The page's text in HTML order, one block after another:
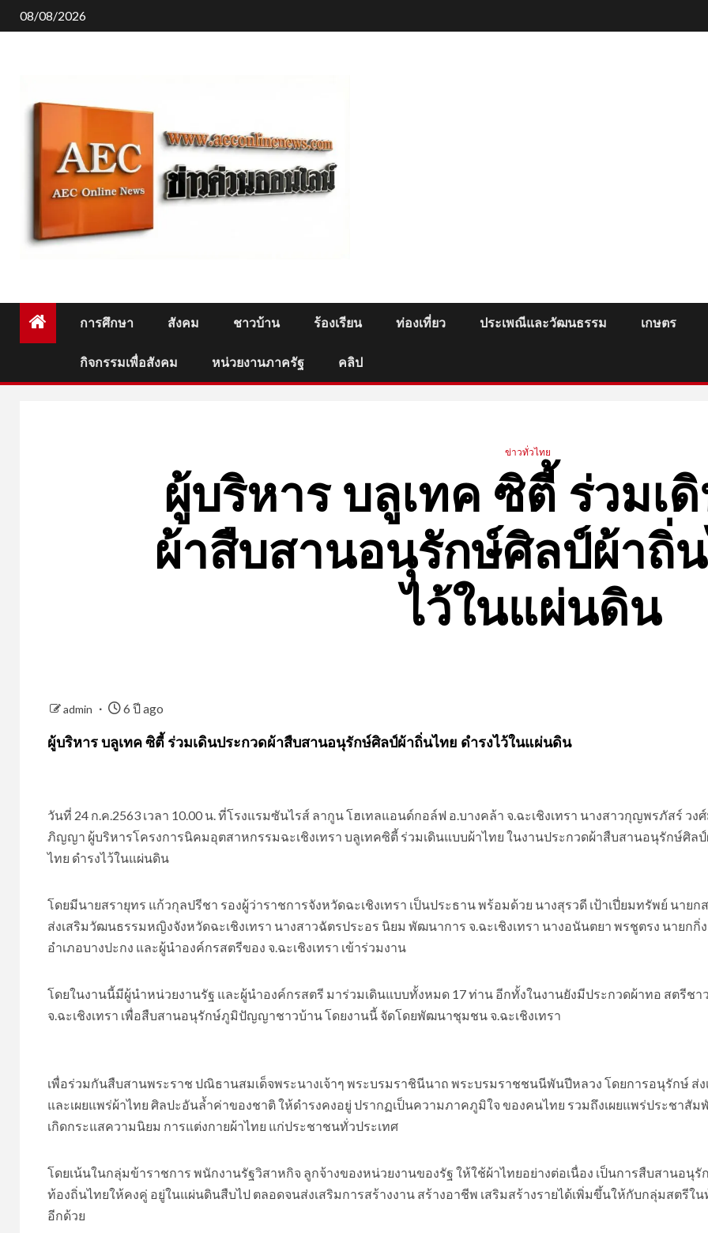
Skip
to
08/08/2026
การศึกษา สังคม ชาวบ้าน ร้องเรียน ท่องเที่ยว ประเพณีและวัฒนธรรม เกษตร
กิจกรรมเพื่อสังคม หน่วยงานภาครัฐ คลิป
ข่าวทั่วไทย
ผู้บริหาร บลูเทค ซิตี้ ร่วมเ
ผ้าสืบสานอนุรักษ์ศิลป์ผ้าถิ่
ไว้ในแผ่นดิน
admin 6 ปี ago
ผู้บริหาร บลูเทค ซิตี้ ร่วมเดินประกวดผ้าสืบสานอนุรักษ์ศิลป์ผ้าถิ่นไทย ดำรงไว้ในแผ่นดิน
วันที่ 24 ก.ค.2563 เวลา 10.00 น. ที่โรงแรมซันไรส์ ลากูน โฮเทลแอนด์กอล์ฟ อ.บางคล้า จ.ฉะเชิงเทรา นางสาวกุญพรภัสร์ วง
ภิญญา ผู้บริหารโครงการนิคมอุตสาหกรรมฉะเชิงเทรา บลูเทคซิตี้ ร่วมเดินแบบผ้าไทย ในงานประกวดผ้าสืบสานอนุรักษ์ศิล
ไทย ดำรงไว้ในแผ่นดิน
โดยมีนายสรายุทร แก้วกุลปรีชา รองผู้ว่าราชการจังหวัดฉะเชิงเทรา เป็นประธาน พร้อมด้วย นางสุรวดี เป้าเปี่ยมทรัพย์ นายก
ส่งเสริมวัฒนธรรมหญิงจังหวัดฉะเชิงเทรา นางสาวฉัตรประอร นิยม พัฒนาการ จ.ฉะเชิงเทรา นางอนันตยา พรชูตรง นายกกิ่
อำเภอบางปะกง และผู้นำองค์กรสตรีของ จ.ฉะเชิงเทรา เข้าร่วมงาน
โดยในงานนี้มีผู้นำหน่วยงานรัฐ และผู้นำองค์กรสตรี มาร่วมเดินแบบทั้งหมด 17 ท่าน อีกทั้งในงานยังมีประกวดผ้าทอ สตรีชาว
จ.ฉะเชิงเทรา เพื่อสืบสานอนุรักษ์ภูมิปัญญาชาวบ้าน โดยงานนี้ จัดโดยพัฒนาชุมชน จ.ฉะเชิงเทรา
เพื่อร่วมกันสืบสานพระราช ปณิธานสมเด็จพระนางเจ้าๆ พระบรมราชินีนาถ พระบรมราชชนนีพันปีหลวง โดยการอนุรักษ์ ส่ง
และเผยแพร่ผ้าไทย ศิลปะอันล้ำค่าของชาติ ให้ดำรงคงอยู่ ปรากฏเป็นความภาคภูมิใจ ของคนไทย รวมถึงเผยแพร่ประชาสัม
เกิดกระแสความนิยม การแต่งกายผ้าไทย แก่ประชาชนทั่วประเทศ
โดยเน้นในกลุ่มข้าราชการ พนักงานรัฐวิสาหกิจ ลูกจ้างของหน่วยงานของรัฐ ให้ใช้ผ้าไทยอย่างต่อเนื่อง เป็นการสืบสานอนุรั
ท้องถิ่นไทยให้คงคู่ อยู่ในแผ่นดินสืบไป ตลอดจนส่งเสริมการสร้างงาน สร้างอาชีพ เสริมสร้างรายได้เพิ่มขึ้นให้กับกลุ่มสตรีใ
อีกด้วย